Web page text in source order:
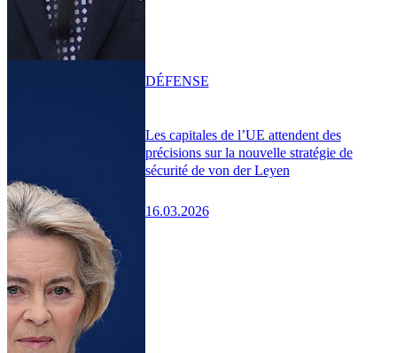
Les capitales de l’UE attendent des
précisions sur la nouvelle stratégie de
sécurité de von der Leyen
16.03.2026
DÉFENSE